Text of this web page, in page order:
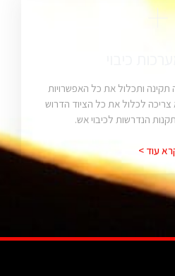
כיבוי
תקינה ותכלול את כל האפשרויות
צריכה לכלול את כל הציוד הדרוש
הנדרשות לכיבוי אש.
עוד >